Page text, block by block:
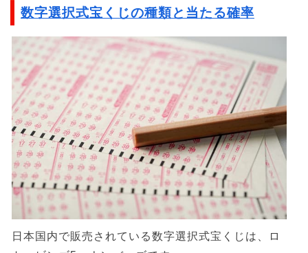
数字選択式宝くじの種類と当たる確率
日本国内で販売されている数字選択式宝くじは、ロ